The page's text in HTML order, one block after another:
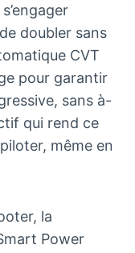
doubler sans
CVT
pour garantir
sans à-
qui rend ce
même en
la
Power